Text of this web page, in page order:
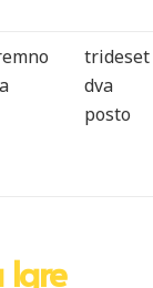
trideset
dva
posto
Igre